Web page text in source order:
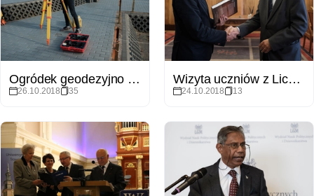
Ogródek geodezyjno kartograficzno geomatyczny - otwarcie
26.10.2018 35
Wizyta uczniów z Liceum Ogólnokształcące im. Heliodora Święcickiego w Międzyrzeczu
24.10.2018 13